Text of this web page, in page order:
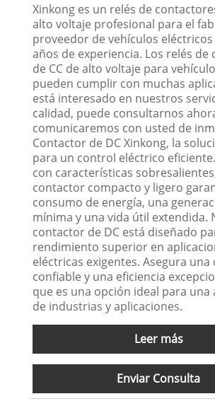
Xinkong es un relés de
alto voltaje profesional para el
proveedor de vehículos
años de experiencia. Los relés de
de CC de alto voltaje para
pueden cumplir con muchas
está interesado en nuestros
calidad, puede consultarnos
comunicaremos con usted de
Contactor de DC Xinkong, la
para un control eléctrico
con características
contactor compacto y ligero
consumo de energía, una
mínima y una vida útil extendida.
contactor de DC está diseñado
rendimiento superior en
eléctricas exigentes. Asegura
confiable y una eficiencia
que es una opción ideal para una
de industrias y aplicaciones.
Leer más
Enviar Consulta